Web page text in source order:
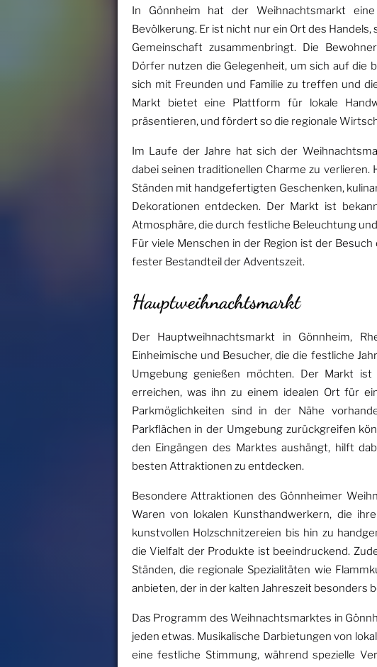
In Gönnheim hat der Weihnachtsmarkt
Bevölkerung. Er ist nicht nur ein Ort des
Gemeinschaft zusammenbringt. Die
Dörfer nutzen die Gelegenheit, um sich auf die
sich mit Freunden und Familie zu treffen und
Markt bietet eine Plattform für lokale
präsentieren, und fördert so die regionale
Im Laufe der Jahre hat sich der
dabei seinen traditionellen Charme zu verlieren.
Ständen mit handgefertigten Geschenken,
Dekorationen entdecken. Der Markt ist
Atmosphäre, die durch festliche Beleuchtung
Für viele Menschen in der Region ist der
fester Bestandteil der Adventszeit.
Hauptweihnachtsmarkt
Der Hauptweihnachtsmarkt in Gönnheim,
Einheimische und Besucher, die die festliche
Umgebung genießen möchten. Der Markt
erreichen, was ihn zu einem idealen Ort für
Parkmöglichkeiten sind in der Nähe
Parkflächen in der Umgebung zurückgreifen
den Eingängen des Marktes aushängt, hilft
besten Attraktionen zu entdecken.
Besondere Attraktionen des Gönnheimer
Waren von lokalen Kunsthandwerkern, die
kunstvollen Holzschnitzereien bis hin zu
die Vielfalt der Produkte ist beeindruckend.
Ständen, die regionale Spezialitäten wie
anbieten, der in der kalten Jahreszeit besonders
Das Programm des Weihnachtsmarktes in
jeden etwas. Musikalische Darbietungen von
eine festliche Stimmung, während spezielle